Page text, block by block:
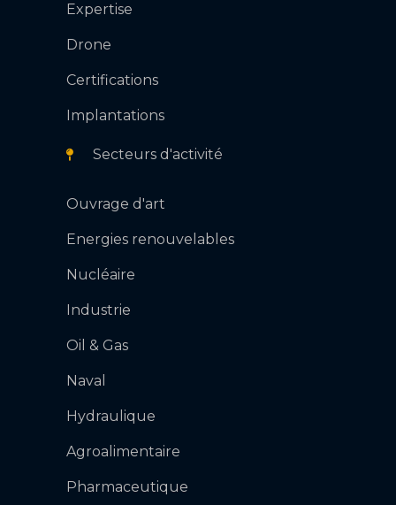
Expertise
Drone
Certifications
Implantations
Secteurs d'activité
Ouvrage d'art
Energies renouvelables
Nucléaire
Industrie
Oil & Gas
Naval
Hydraulique
Agroalimentaire
Pharmaceutique